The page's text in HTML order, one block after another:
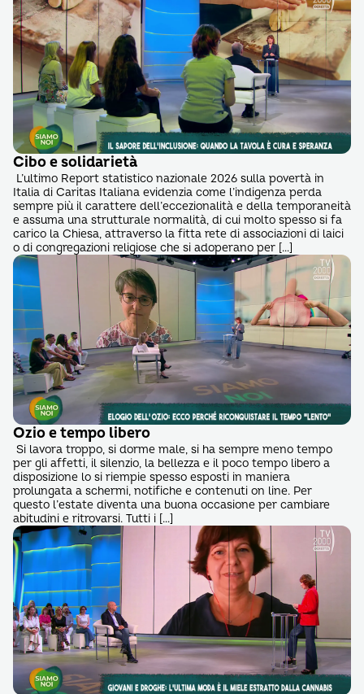
Cibo e solidarietà
L’ultimo Report statistico nazionale 2026 sulla povertà in
Italia di Caritas Italiana evidenzia come l’indigenza perda
sempre più il carattere dell’eccezionalità e della temporaneità
e assuma una strutturale normalità, di cui molto spesso si fa
carico la Chiesa, attraverso la fitta rete di associazioni di laici
o di congregazioni religiose che si adoperano per […]
Ozio e tempo libero
Si lavora troppo, si dorme male, si ha sempre meno tempo
per gli affetti, il silenzio, la bellezza e il poco tempo libero a
disposizione lo si riempie spesso esposti in maniera
prolungata a schermi, notifiche e contenuti on line. Per
questo l’estate diventa una buona occasione per cambiare
abitudini e ritrovarsi. Tutti i […]